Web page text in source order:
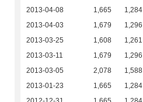
2013-04-08
1,665 1,284
2013-04-03
1,679 1,296
2013-03-25
1,608 1,261
2013-03-11
1,679 1,296
2013-03-05
2,078 1,588
2013-01-23
1,665 1,284